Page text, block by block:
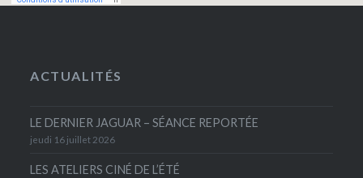
ACTUALITÉS
LE DERNIER JAGUAR – SÉANCE REPORTÉE
jeudi 16 juillet 2026
LES ATELIERS CINÉ DE L’ÉTÉ